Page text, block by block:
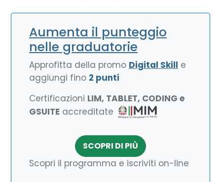
Aumenta il punteggio
nelle graduatorie
Approfitta della promo Digital Skill e
aggiungi fino 2 punti
Certificazioni LIM, TABLET, CODING e
GSUITE accreditate
SCOPRI DI PIÙ
Scopri il programma e iscriviti on-line